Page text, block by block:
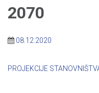
2070
08.12.2020
PROJEKCIJE